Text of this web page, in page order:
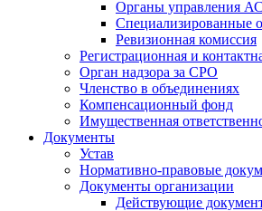
Органы управления
Специализированные
Ревизионная комиссия
Регистрационная и
Орган надзора за СРО
Членство в объединениях
Компенсационный фонд
Имущественная
Документы
Устав
Нормативно-правовые
Документы организации
Действующие